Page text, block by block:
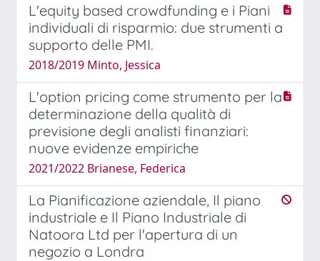
L'equity based crowdfunding e i Piani
individuali di risparmio: due strumenti a
supporto delle PMI.
2018/2019 Minto, Jessica
L'option pricing come strumento per la
determinazione della qualità di
previsione degli analisti finanziari:
nuove evidenze empiriche
2021/2022 Brianese, Federica
La Pianificazione aziendale, Il piano
industriale e Il Piano Industriale di
Natoora Ltd per l'apertura di un
negozio a Londra